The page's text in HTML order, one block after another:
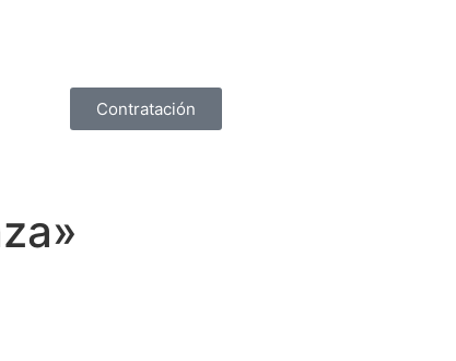
Contratación